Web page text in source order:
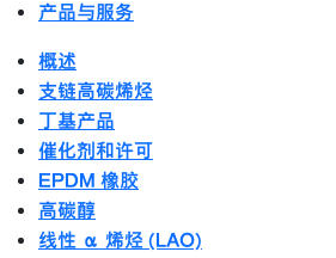
产品与服务
概述
支链高碳烯烃
丁基产品
催化剂和许可
EPDM 橡胶
高碳醇
线性 α 烯烃 (LAO)